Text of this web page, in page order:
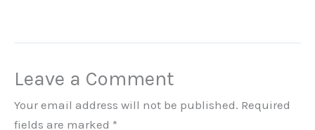
Leave a Comment
Your email address will not be published. Required
fields are marked *